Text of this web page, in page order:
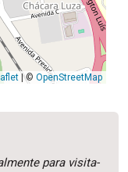
|© OpenStreetMap
para visita-